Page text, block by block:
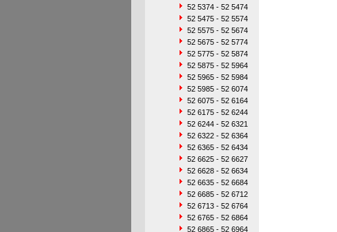
52 5374 - 52 5474
52 5475 - 52 5574
52 5575 - 52 5674
52 5675 - 52 5774
52 5775 - 52 5874
52 5875 - 52 5964
52 5965 - 52 5984
52 5985 - 52 6074
52 6075 - 52 6164
52 6175 - 52 6244
52 6244 - 52 6321
52 6322 - 52 6364
52 6365 - 52 6434
52 6625 - 52 6627
52 6628 - 52 6634
52 6635 - 52 6684
52 6685 - 52 6712
52 6713 - 52 6764
52 6765 - 52 6864
52 6865 - 52 6964